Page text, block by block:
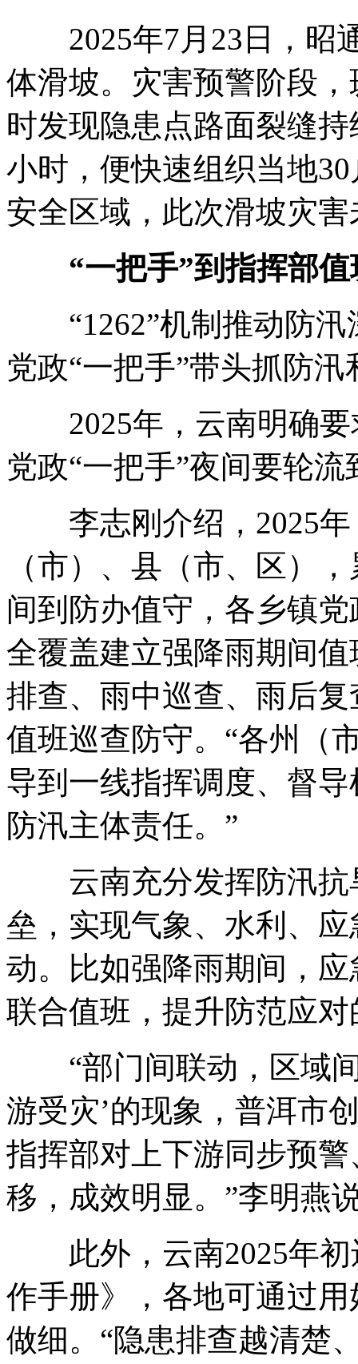
2025年7月23日，昭
体滑坡。灾害预警阶段
时发现隐患点路面裂缝
小时，便快速组织当地
安全区域，此次滑坡灾
“一把手”到指挥部值
“1262”机制推动防汛
党政“一把手”带头抓防
2025年，云南明确要
党政“一把手”夜间要轮
李志刚介绍，2025年
（市）、县（市、区）
间到防办值守，各乡镇
全覆盖建立强降雨期间
排查、雨中巡查、雨后
值班巡查防守。“各州（
导到一线指挥调度、督
防汛主体责任。”
云南充分发挥防汛抗
垒，实现气象、水利、
动。比如强降雨期间，
联合值班，提升防范应
“部门间联动，区域间
游受灾’的现象，普洱市
指挥部对上下游同步预
移，成效明显。”李明燕
此外，云南2025年初
作手册》，各地可通过
做细。“隐患排查越清楚